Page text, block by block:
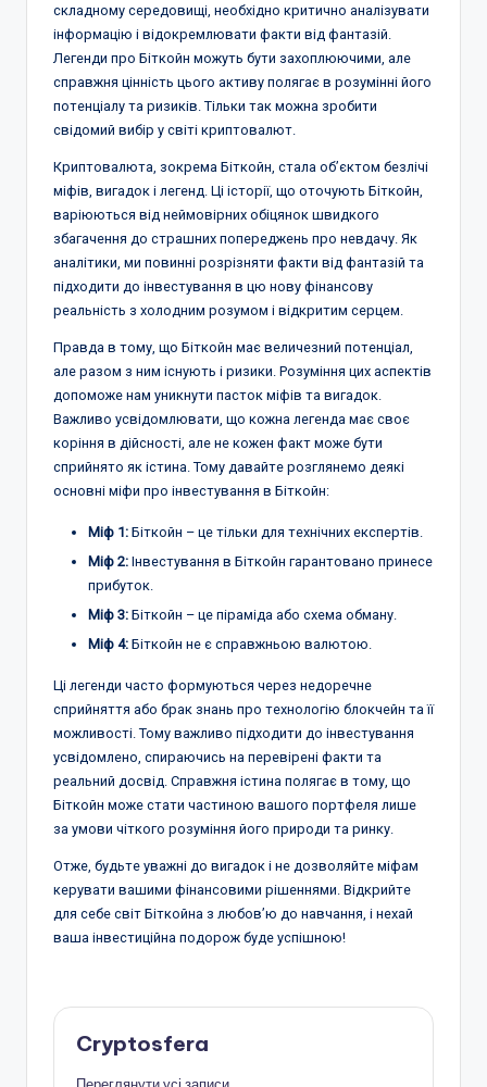
складному середовищі, необхідно критично аналізувати
інформацію і відокремлювати факти від фантазій.
Легенди про Біткойн можуть бути захоплюючими, але
справжня цінність цього активу полягає в розумінні його
потенціалу та ризиків. Тільки так можна зробити
свідомий вибір у світі криптовалют.
Криптовалюта, зокрема Біткойн, стала об’єктом безлічі
міфів, вигадок і легенд. Ці історії, що оточують Біткойн,
варіюються від неймовірних обіцянок швидкого
збагачення до страшних попереджень про невдачу. Як
аналітики, ми повинні розрізняти факти від фантазій та
підходити до інвестування в цю нову фінансову
реальність з холодним розумом і відкритим серцем.
Правда в тому, що Біткойн має величезний потенціал,
але разом з ним існують і ризики. Розуміння цих аспектів
допоможе нам уникнути пасток міфів та вигадок.
Важливо усвідомлювати, що кожна легенда має своє
коріння в дійсності, але не кожен факт може бути
сприйнято як істина. Тому давайте розглянемо деякі
основні міфи про інвестування в Біткойн:
Міф 1: Біткойн – це тільки для технічних експертів.
Міф 2: Інвестування в Біткойн гарантовано принесе
прибуток.
Міф 3: Біткойн – це піраміда або схема обману.
Міф 4: Біткойн не є справжньою валютою.
Ці легенди часто формуються через недоречне
сприйняття або брак знань про технологію блокчейн та її
можливості. Тому важливо підходити до інвестування
усвідомлено, спираючись на перевірені факти та
реальний досвід. Справжня істина полягає в тому, що
Біткойн може стати частиною вашого портфеля лише
за умови чіткого розуміння його природи та ринку.
Отже, будьте уважні до вигадок і не дозволяйте міфам
керувати вашими фінансовими рішеннями. Відкрийте
для себе світ Біткойна з любов’ю до навчання, і нехай
ваша інвестиційна подорож буде успішною!
Cryptosfera
Переглянути усі записи